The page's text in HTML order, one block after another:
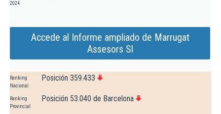
2024
Accede al Informe ampliado de Marrugat
Assesors Sl
Ranking
Nacional
Posición 359.433
Ranking
Provincial
Posición 53.040 de Barcelona